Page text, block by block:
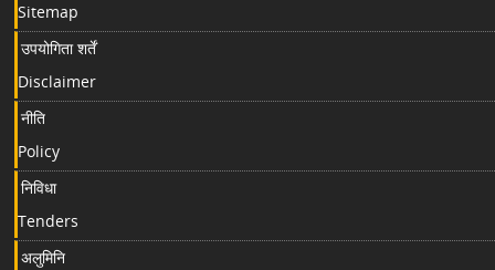
Sitemap
उपयोगिता शर्तें
Disclaimer
नीति
Policy
निविधा
Tenders
अलुमिनि